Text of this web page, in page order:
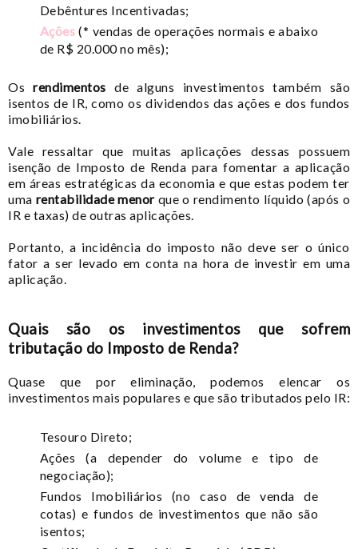
Debêntures Incentivadas;
Ações (* vendas de operações normais e abaixo
de R$ 20.000 no mês);
Osrendimentos de alguns investimentos também são
isentos de IR, como os dividendos das ações e dos fundos
imobiliários.
Vale ressaltar que muitas aplicações dessas possuem
isenção de Imposto de Renda para fomentar a aplicação
em áreas estratégicas da economia e que estas podem ter
uma rentabilidade menorque o rendimento líquido (após o
IR e taxas) de outras aplicações.
Portanto, a incidência do imposto não deve ser o único
fator a ser levado em conta na hora de investir em uma
aplicação.
Quais são os investimentos que sofrem
tributação do Imposto de Renda?
Quase que por eliminação, podemos elencar os
investimentos mais populares e que são tributados pelo IR:
Tesouro Direto;
Ações (a depender do volume e tipo de
negociação);
Fundos Imobiliários (no caso de venda de
cotas) e fundos de investimentos que não são
isentos;